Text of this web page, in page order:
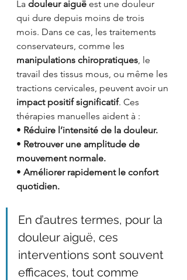
La douleur aiguë est une douleur
qui dure depuis moins de trois
mois. Dans ce cas, les traitements
conservateurs, comme les
manipulations chiropratiques , le
travail des tissus mous, ou même les
tractions cervicales, peuvent avoir un
impact positif significatif. Ces
thérapies manuelles aident à :
• Réduire l’intensité de la douleur.
• Retrouver une amplitude de
mouvement normale.
• Améliorer rapidement le confort
quotidien.
En d’autres termes, pour la
douleur aiguë, ces
interventions sont souvent
efficaces, tout comme